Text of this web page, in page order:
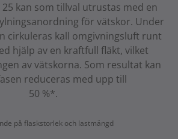
25 kan som tillval utrustas med en
för vätskor. Under
cirkuleras kall omgivningsluft runt
hjälp av en kraftfull fläkt, vilket
av vätskorna. Som resultat kan
reduceras med upp till
50 %*.
på flaskstorlek och lastmängd